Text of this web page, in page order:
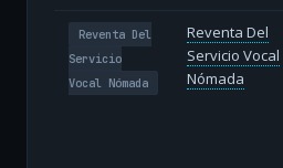
Reventa Del
Servicio
Vocal Nómada
Reventa Del
Servicio Vocal
Nómada